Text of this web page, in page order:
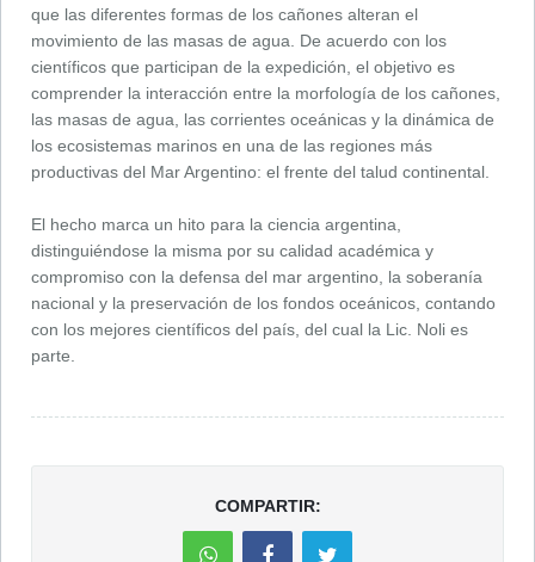
que las diferentes formas de los cañones alteran el
movimiento de las masas de agua. De acuerdo con los
científicos que participan de la expedición, el objetivo es
comprender la interacción entre la morfología de los cañones,
las masas de agua, las corrientes oceánicas y la dinámica de
los ecosistemas marinos en una de las regiones más
productivas del Mar Argentino: el frente del talud continental.
El hecho marca un hito para la ciencia argentina,
distinguiéndose la misma por su calidad académica y
compromiso con la defensa del mar argentino, la soberanía
nacional y la preservación de los fondos oceánicos, contando
con los mejores científicos del país, del cual la Lic. Noli es
parte.
COMPARTIR: